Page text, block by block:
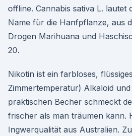
offline. Cannabis sativa L. lautet
Name für die Hanfpflanze, aus
Drogen Marihuana und
20.
Nikotin ist ein farbloses,
Zimmertemperatur) Alkaloid
praktischen Becher schmeckt
frischer als man träumen kann.
Ingwerqualität aus Australien.